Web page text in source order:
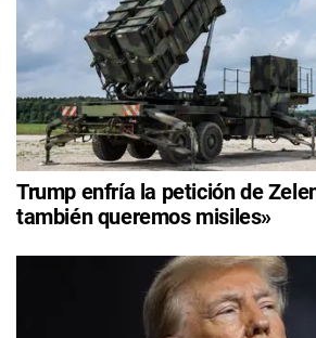
Trump enfría la petición de
también queremos misiles»